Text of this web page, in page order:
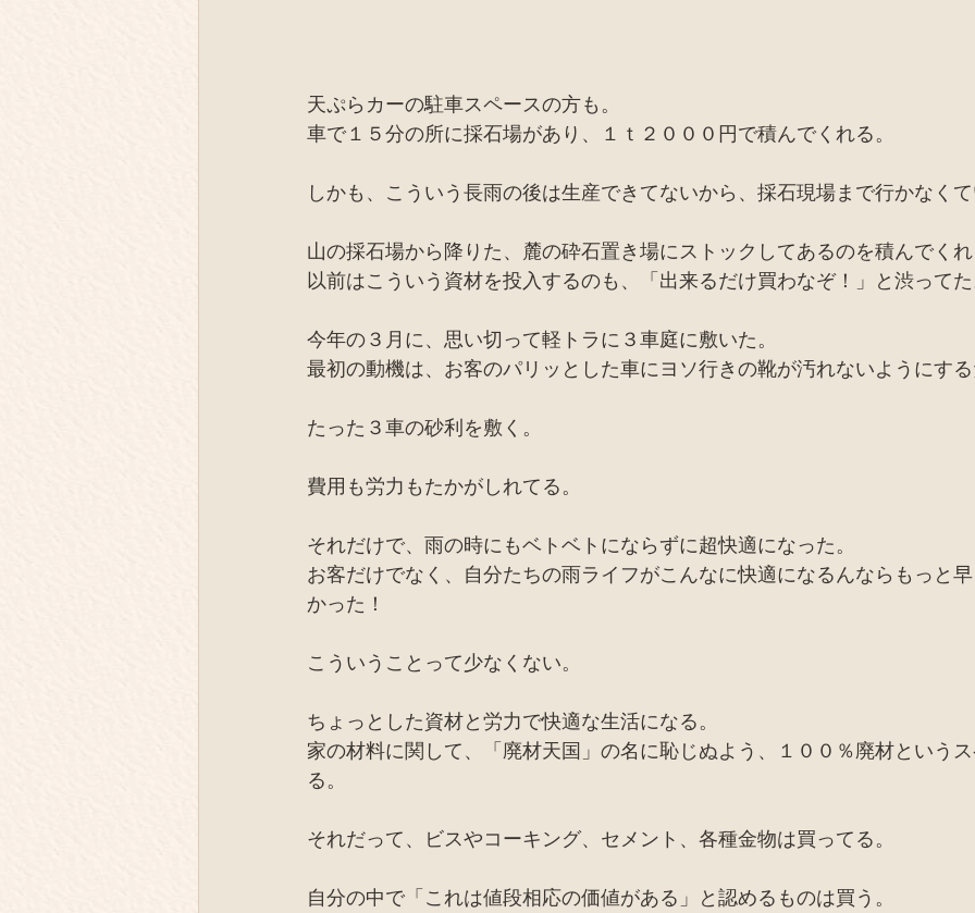
天ぷらカーの駐車スペースの方も。
車で１５分の所に採石場があり、１ｔ２０００円で積んでくれる。
しかも、こういう長雨の後は生産できてないから、採石現場まで行かなく
山の採石場から降りた、麓の砕石置き場にストックしてあるのを積んでく
以前はこういう資材を投入するのも、「出来るだけ買わなぞ！」と渋って
今年の３月に、思い切って軽トラに３車庭に敷いた。
最初の動機は、お客のパリッとした車にヨソ行きの靴が汚れないようにす
たった３車の砂利を敷く。
費用も労力もたかがしれてる。
それだけで、雨の時にもベトベトにならずに超快適になった。
お客だけでなく、自分たちの雨ライフがこんなに快適になるんならもっと
かった！
こういうことって少なくない。
ちょっとした資材と労力で快適な生活になる。
家の材料に関して、「廃材天国」の名に恥じぬよう、１００％廃材という
る。
それだって、ビスやコーキング、セメント、各種金物は買ってる。
自分の中で「これは値段相応の価値がある」と認めるものは買う。